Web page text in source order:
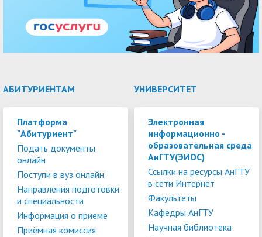
АБИТУРИЕНТАМ
Платформа
"Абитуриент"
Подать документы
онлайн
Поступи в вуз онлайн
Направления подготовки
и специальности
Информация о приеме
Приёмная комиссия
УНИВЕРСИТЕТ
Электронная
информационно -
образовательная среда
АнГТУ(ЭИОС)
Ссылки на ресурсы АнГТУ
в сети Интернет
Факультеты
Кафедры АнГТУ
Научная библиотека